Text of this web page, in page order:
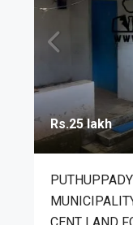
Rs.25 lakh
CENT LAND